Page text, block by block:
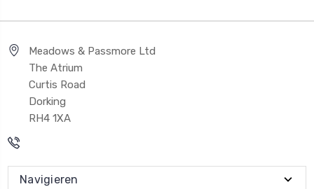
Meadows & Passmore Ltd
The Atrium
Curtis Road
Dorking
RH4 1XA
Navigieren